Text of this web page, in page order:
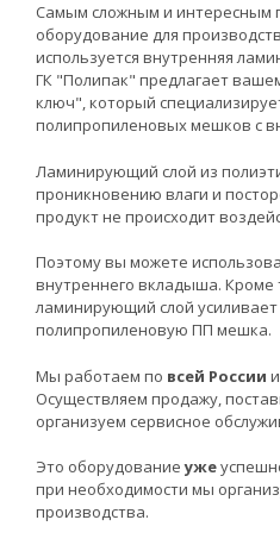
Самым сложным и интересным
оборудование для
используется внутренняя
ГК "Полипак" предлагает
ключ", который
полипропиленовых мешков с
Ламинирующий слой из
проникновению влаги и
продукт не происходит
Поэтому вы можете
внутреннего вкладыша. Кроме
ламинирующий слой
полипропиленовую ПП мешка.
Мы работаем по всей России
Осуществляем продажу,
организуем сервисное
Это оборудованиеуже
при необходимости мы
производства.